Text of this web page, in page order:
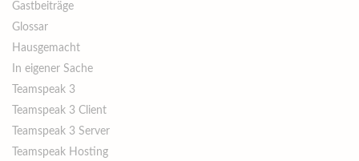
Gastbeiträge
Glossar
Hausgemacht
In eigener Sache
Teamspeak 3
Teamspeak 3 Client
Teamspeak 3 Server
Teamspeak Hosting